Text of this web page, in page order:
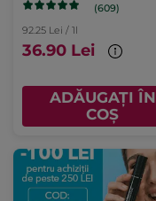
(609)
92.25 Lei / 1l
36.90 Lei
ADĂUGAȚI ÎN
COȘ